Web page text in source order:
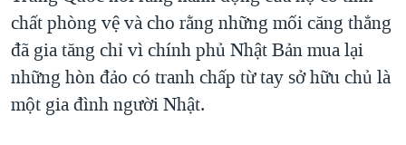
chất phòng vệ và cho rằng những mối căng thẳng
đã gia tăng chỉ vì chính phủ Nhật Bản mua lại
những hòn đảo có tranh chấp từ tay sở hữu chủ là
một gia đình người Nhật.